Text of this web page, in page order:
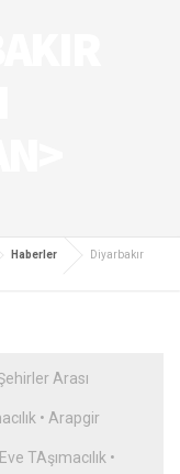
Haberler Diyarbakır
Arası
• Arapgir
TAşımacılık •